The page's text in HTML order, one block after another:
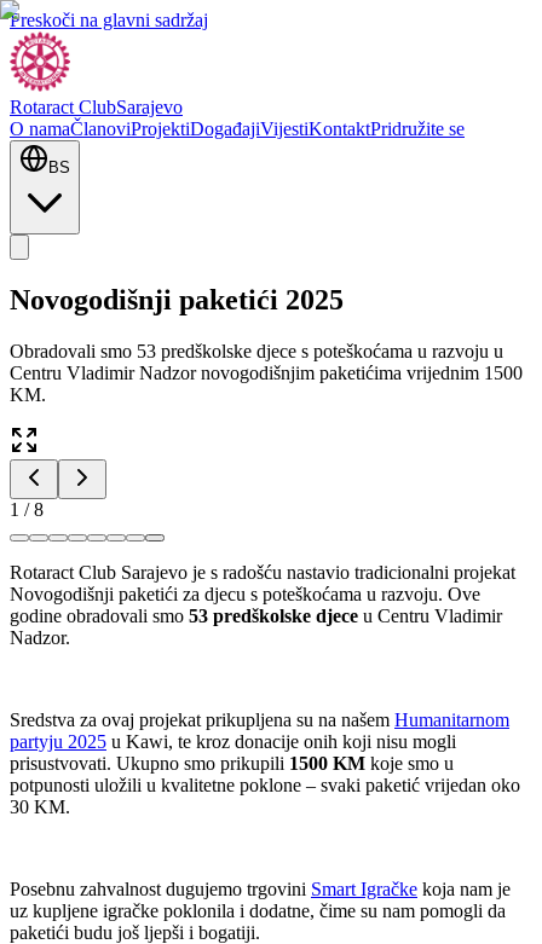
Preskoči na glavni sadržaj
Rotaract ClubSarajevo
O namaČlanoviProjektiDogađajiVijestiKontaktPridružite se
BS
Novogodišnji paketići 2025
Obradovali smo 53 predškolske djece s poteškoćama u razvoju u
Centru Vladimir Nadzor novogodišnjim paketićima vrijednim 1500
KM.
1 /8
Rotaract Club Sarajevo je s radošću nastavio tradicionalni projekat
Novogodišnji paketići za djecu s poteškoćama u razvoju. Ove
godine obradovali smo 53 predškolske djece u Centru Vladimir
Nadzor.
Sredstva za ovaj projekat prikupljena su na našem Humanitarnom
partyju 2025 u Kawi, te kroz donacije onih koji nisu mogli
prisustvovati. Ukupno smo prikupili 1500 KM koje smo u
potpunosti uložili u kvalitetne poklone – svaki paketić vrijedan oko
30 KM.
Posebnu zahvalnost dugujemo trgovini Smart Igračke koja nam je
uz kupljene igračke poklonila i dodatne, čime su nam pomogli da
paketići budu još ljepši i bogatiji.